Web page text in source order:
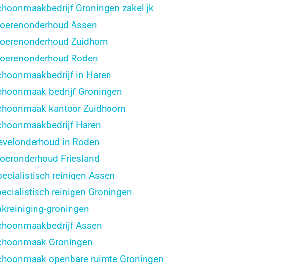
Groningen zakelijk
Assen
Zuidhorn
Roden
in Haren
bedrijf Groningen
kantoor Zuidhoorn
Haren
in Roden
Friesland
reinigen Assen
reinigen Groningen
groningen
Assen
Groningen
openbare ruimte Groningen